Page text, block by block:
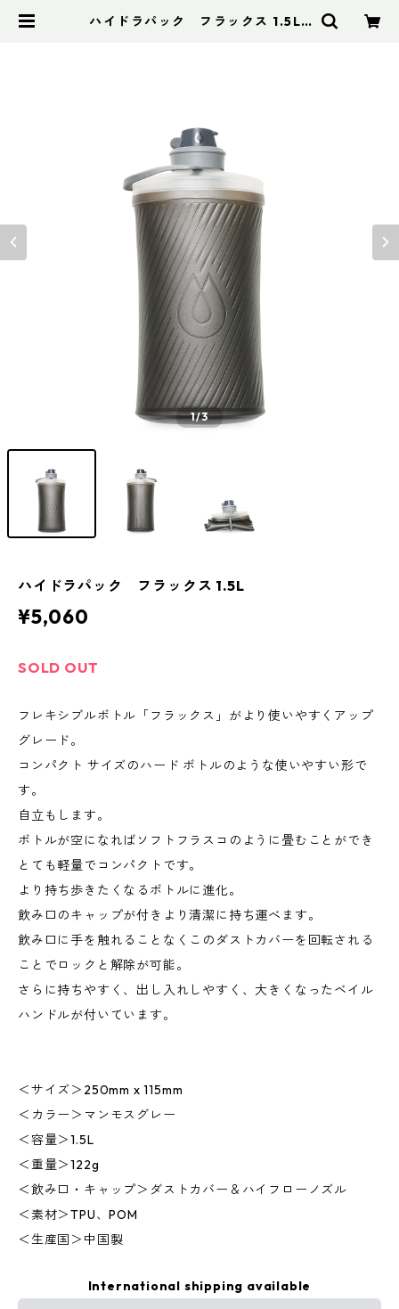
ハイドラパック フラックス 1.5L |
1/3
ハイドラパック フラックス 1.5L
¥5,060
SOLD OUT
フレキシブルボトル「フラックス」がより使いやすくアップ
グレード。
コンパクト サイズのハード ボトルのような使いやすい形で
す。
自立もします。
ボトルが空になればソフトフラスコのように畳むことができ
とても軽量でコンパクトです。
より持ち歩きたくなるボトルに進化。
飲み口のキャップが付きより清潔に持ち運べます。
飲み口に手を触れることなくこのダストカバーを回転される
ことでロックと解除が可能。
さらに持ちやすく、出し入れしやすく、大きくなったベイル
ハンドルが付いています。
＜サイズ＞250mm x 115mm
＜カラー＞マンモスグレー
＜容量＞1.5L
＜重量＞122g
＜飲み口・キャップ＞ダストカバー＆ハイフローノズル
＜素材＞TPU、POM
＜生産国＞中国製
International shipping available